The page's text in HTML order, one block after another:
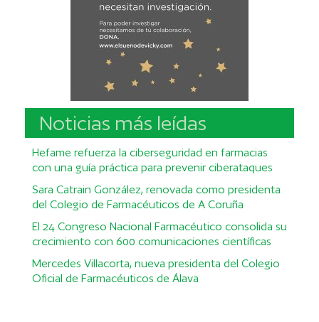
Noticias más leídas
Hefame refuerza la ciberseguridad en farmacias
con una guía práctica para prevenir ciberataques
Sara Catrain González, renovada como presidenta
del Colegio de Farmacéuticos de A Coruña
El 24 Congreso Nacional Farmacéutico consolida su
crecimiento con 600 comunicaciones científicas
Mercedes Villacorta, nueva presidenta del Colegio
Oficial de Farmacéuticos de Álava